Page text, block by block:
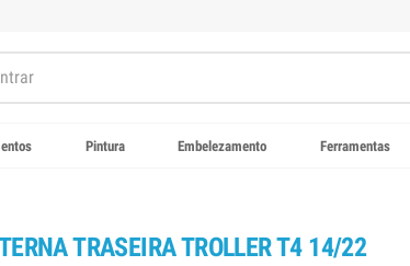
Pintura Embelezamento Ferramentas
TRASEIRA TROLLER T4 14/22